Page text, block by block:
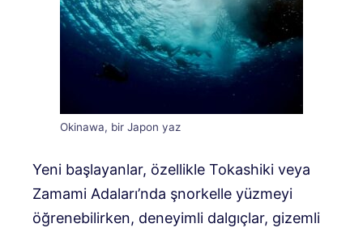
Okinawa, bir Japon yaz
Yeni başlayanlar, özellikle Tokashiki veya
Zamami Adaları’nda şnorkelle yüzmeyi
öğrenebilirken, deneyimli dalgıçlar, gizemli